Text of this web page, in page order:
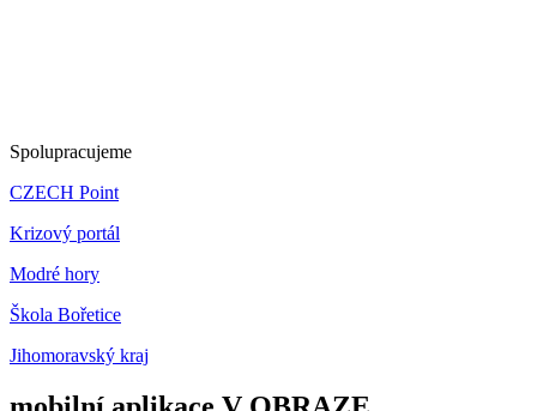
Spolupracujeme
CZECH Point
Krizový portál
Modré hory
Škola Bořetice
Jihomoravský kraj